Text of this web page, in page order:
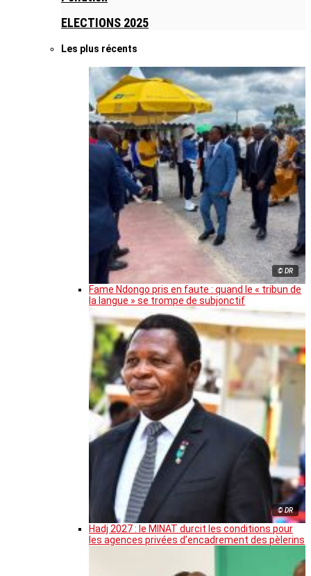
ELECTIONS 2025
Les plus récents
© DR
Fame Ndongo pris en faute : quand le « tribun de
la langue » se trompe de subjonctif
© DR
Hadj 2027 : le MINAT durcit les conditions pour
les agences privées d’encadrement des pèlerins